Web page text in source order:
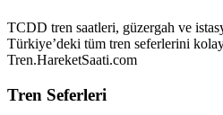
TCDD tren saatleri, güzergah ve
Türkiye’deki tüm tren seferlerini
Tren.HareketSaati.com
Tren Seferleri